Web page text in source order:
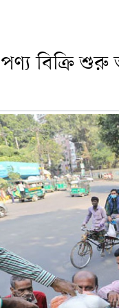
পণ্য বিক্রি